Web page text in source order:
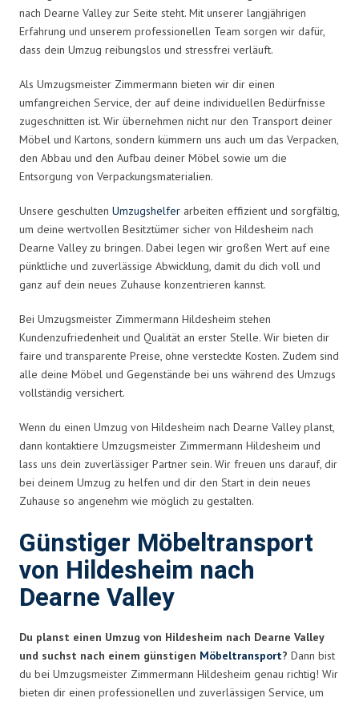
nach Dearne Valley zur Seite steht. Mit unserer langjährigen
Erfahrung und unserem professionellen Team sorgen wir dafür,
dass dein Umzug reibungslos und stressfrei verläuft.
Als Umzugsmeister Zimmermann bieten wir dir einen
umfangreichen Service, der auf deine individuellen Bedürfnisse
zugeschnitten ist. Wir übernehmen nicht nur den Transport deiner
Möbel und Kartons, sondern kümmern uns auch um das Verpacken,
den Abbau und den Aufbau deiner Möbel sowie um die
Entsorgung von Verpackungsmaterialien.
Unsere geschulten Umzugshelfer arbeiten effizient und sorgfältig,
um deine wertvollen Besitztümer sicher von Hildesheim nach
Dearne Valley zu bringen. Dabei legen wir großen Wert auf eine
pünktliche und zuverlässige Abwicklung, damit du dich voll und
ganz auf dein neues Zuhause konzentrieren kannst.
Bei Umzugsmeister Zimmermann Hildesheim stehen
Kundenzufriedenheit und Qualität an erster Stelle. Wir bieten dir
faire und transparente Preise, ohne versteckte Kosten. Zudem sind
alle deine Möbel und Gegenstände bei uns während des Umzugs
vollständig versichert.
Wenn du einen Umzug von Hildesheim nach Dearne Valley planst,
dann kontaktiere Umzugsmeister Zimmermann Hildesheim und
lass uns dein zuverlässiger Partner sein. Wir freuen uns darauf, dir
bei deinem Umzug zu helfen und dir den Start in dein neues
Zuhause so angenehm wie möglich zu gestalten.
Günstiger Möbeltransport
von Hildesheim nach
Dearne Valley
Du planst einen Umzug von Hildesheim nach Dearne Valley
und suchst nach einem günstigen Möbeltransport? Dann bist
du bei Umzugsmeister Zimmermann Hildesheim genau richtig! Wir
bieten dir einen professionellen und zuverlässigen Service, um